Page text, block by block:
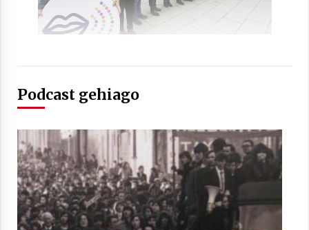
Arrosaren 20 urteez
2021/07/03
Zebrabidearen denboraldi amaiera
2021/07/01
Podcast gehiago